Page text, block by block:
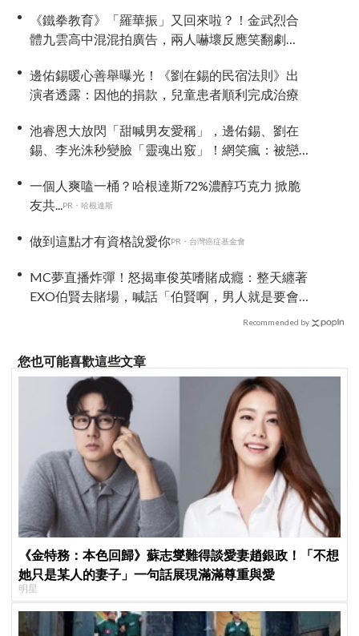
《鐵拳教育》「羅華振」又回來啦？！金武烈合
體九雲高中混混拍廣告，兩人嚇壞反應笑翻劇
邊佑錫暖心善舉曝光！《劉在錫的民宿法則》出
演者透露：因他的捐款，兒童患者順利完成治療
池睿恩大放閃「甜喊男友愛稱」，邊佑錫、劉在
錫、李光洙秒變臉「靈魂出竅」！網笑瘋：被戀
一個人爽嗑一桶？哈根達斯72%濃醇巧克力 掀脆
友共...PR・哈根達斯
做到這點才有資格說愛你PR・台灣癌症基金會
MC夢直播炸彈！怒揭車俊英嗜賭成癮：整天纏著
EXO伯賢去賭場，喊話「伯賢啊，男人就是要會
Recommended by
您也可能喜歡這些文章
《金特務：本色回歸》蘇志燮難得談愛妻趙銀政！「不想
她只是某人的妻子」一句話展現滿滿尊重與愛
明星